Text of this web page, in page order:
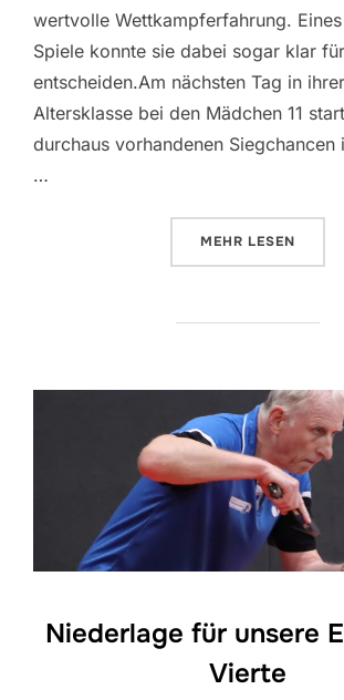
wertvolle Wettkampferfahrung.
Spiele konnte sie dabei sogar klar
entscheiden.Am nächsten Tag in
Altersklasse bei den Mädchen 11
durchaus vorhandenen Siegchancen
…
MEHR ÜBER „51.
LESEN
Niederlage für unsere
Vierte